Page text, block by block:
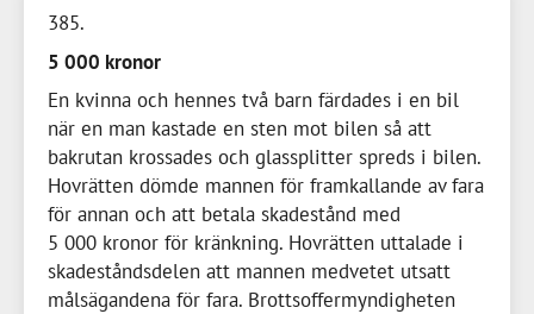
385
5 000 kronor
En kvinna och hennes två barn färdades i en bil
när en man kastade en sten mot bilen så att
bakrutan krossades och glassplitter spreds i bilen.
Hovrätten dömde mannen för framkallande av fara
för annan och att betala skadestånd med
5 000 kronor för kränkning. Hovrätten uttalade i
skadeståndsdelen att mannen medvetet utsatt
målsägandena för fara. Brottsoffermyndigheten